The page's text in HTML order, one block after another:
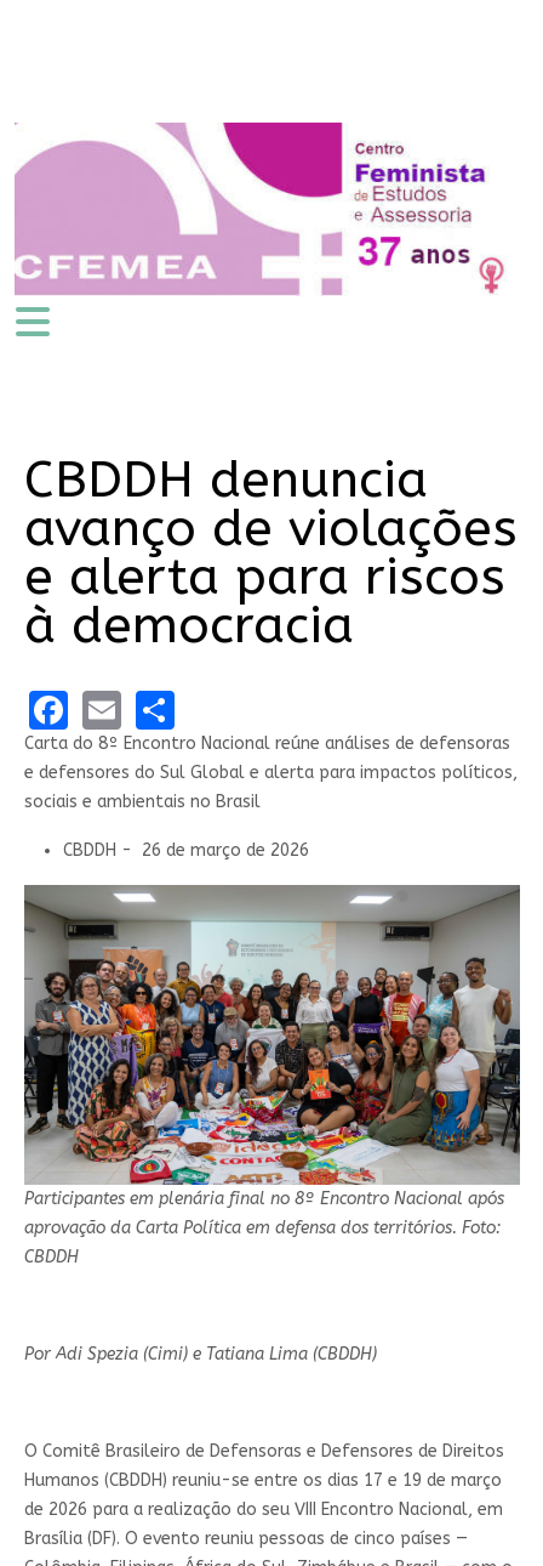
CBDDH denuncia
avanço de violações
e alerta para riscos
à democracia
Facebook
EmailShare
Carta do 8º Encontro Nacional reúne análises de defensoras
e defensores do Sul Global e alerta para impactos políticos,
sociais e ambientais no Brasil
CBDDH - 26 de março de 2026
Participantes em plenária final no 8º Encontro Nacional após
aprovação da Carta Política em defensa dos territórios. Foto:
CBDDH
Por Adi Spezia (Cimi) e Tatiana Lima (CBDDH)
O Comitê Brasileiro de Defensoras e Defensores de Direitos
Humanos (CBDDH) reuniu-se entre os dias 17 e 19 de março
de 2026 para a realização do seu VIII Encontro Nacional, em
Brasília (DF). O evento reuniu pessoas de cinco países —